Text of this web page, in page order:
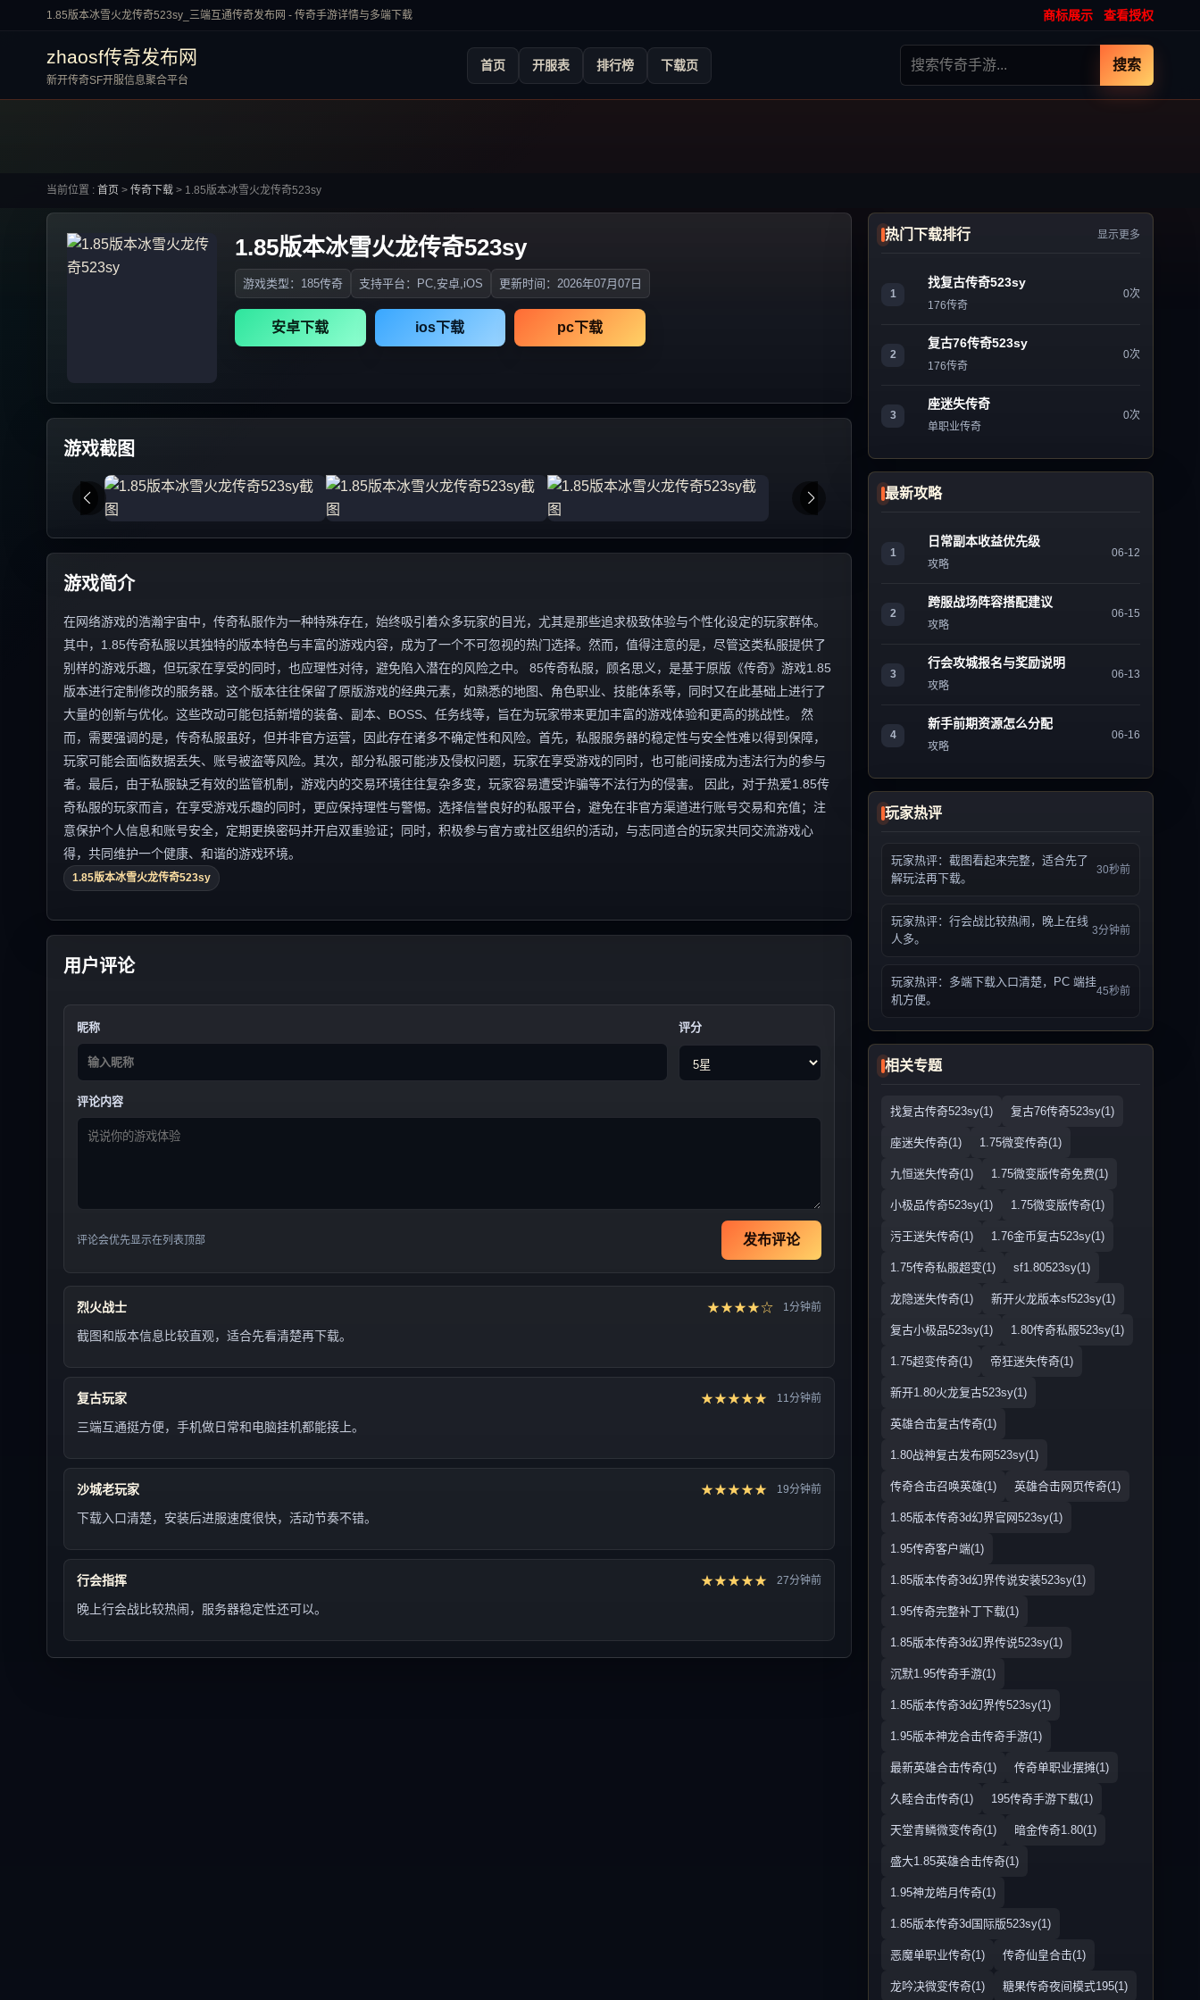
1.85版本冰雪火龙传奇523sy_三端互通传奇发布网 - 传奇手游详情与多端下载 商标展示 查看授权
zhaosf传奇发布网
新开传奇SF开服信息聚合平台
首页 开服表 排行榜 下载页 搜索
当前位置 : 首页 > 传奇下载 > 1.85版本冰雪火龙传奇523sy
1.85版本冰雪火龙传奇523sy
游戏类型：185传奇 支持平台：PC,安卓,iOS 更新时间：2026年07月07日
安卓下载 ios下载 pc下载
游戏截图
游戏简介
在网络游戏的浩瀚宇宙中，传奇私服作为一种特殊存在，始终吸引着众多玩家的目光，尤其是那些追求极致体验与个性化设定的玩家群体。
其中，1.85传奇私服以其独特的版本特色与丰富的游戏内容，成为了一个不可忽视的热门选择。然而，值得注意的是，尽管这类私服提供了
别样的游戏乐趣，但玩家在享受的同时，也应理性对待，避免陷入潜在的风险之中。 85传奇私服，顾名思义，是基于原版《传奇》游戏1.85
版本进行定制修改的服务器。这个版本往往保留了原版游戏的经典元素，如熟悉的地图、角色职业、技能体系等，同时又在此基础上进行了
大量的创新与优化。这些改动可能包括新增的装备、副本、BOSS、任务线等，旨在为玩家带来更加丰富的游戏体验和更高的挑战性。 然
而，需要强调的是，传奇私服虽好，但并非官方运营，因此存在诸多不确定性和风险。首先，私服服务器的稳定性与安全性难以得到保障，
玩家可能会面临数据丢失、账号被盗等风险。其次，部分私服可能涉及侵权问题，玩家在享受游戏的同时，也可能间接成为违法行为的参与
者。最后，由于私服缺乏有效的监管机制，游戏内的交易环境往往复杂多变，玩家容易遭受诈骗等不法行为的侵害。 因此，对于热爱1.85传
奇私服的玩家而言，在享受游戏乐趣的同时，更应保持理性与警惕。选择信誉良好的私服平台，避免在非官方渠道进行账号交易和充值；注
意保护个人信息和账号安全，定期更换密码并开启双重验证；同时，积极参与官方或社区组织的活动，与志同道合的玩家共同交流游戏心
得，共同维护一个健康、和谐的游戏环境。
1.85版本冰雪火龙传奇523sy
用户评论
昵称 评分
评论内容
评论会优先显示在列表顶部 发布评论
烈火战士 ★★★★☆ 1分钟前
截图和版本信息比较直观，适合先看清楚再下载。
复古玩家 ★★★★★ 11分钟前
三端互通挺方便，手机做日常和电脑挂机都能接上。
沙城老玩家 ★★★★★ 19分钟前
下载入口清楚，安装后进服速度很快，活动节奏不错。
行会指挥 ★★★★★ 27分钟前
晚上行会战比较热闹，服务器稳定性还可以。
热门下载排行 显示更多
1
找复古传奇523sy
176传奇
0次
2
复古76传奇523sy
176传奇
0次
3
座迷失传奇
单职业传奇
0次
最新攻略
1
日常副本收益优先级
攻略
06-12
2
跨服战场阵容搭配建议
攻略
06-15
3
行会攻城报名与奖励说明
攻略
06-13
4
新手前期资源怎么分配
攻略
06-16
玩家热评
玩家热评：截图看起来完整，适合先了
解玩法再下载。
30秒前
玩家热评：行会战比较热闹，晚上在线
人多。
3分钟前
玩家热评：多端下载入口清楚，PC 端挂
机方便。
45秒前
相关专题
找复古传奇523sy(1) 复古76传奇523sy(1)
座迷失传奇(1) 1.75微变传奇(1)
九恒迷失传奇(1) 1.75微变版传奇免费(1)
小极品传奇523sy(1) 1.75微变版传奇(1)
污王迷失传奇(1) 1.76金币复古523sy(1)
1.75传奇私服超变(1) sf1.80523sy(1)
龙隐迷失传奇(1) 新开火龙版本sf523sy(1)
复古小极品523sy(1) 1.80传奇私服523sy(1)
1.75超变传奇(1) 帝狂迷失传奇(1)
新开1.80火龙复古523sy(1)
英雄合击复古传奇(1)
1.80战神复古发布网523sy(1)
传奇合击召唤英雄(1) 英雄合击网页传奇(1)
1.85版本传奇3d幻界官网523sy(1)
1.95传奇客户端(1)
1.85版本传奇3d幻界传说安装523sy(1)
1.95传奇完整补丁下载(1)
1.85版本传奇3d幻界传说523sy(1)
沉默1.95传奇手游(1)
1.85版本传奇3d幻界传523sy(1)
1.95版本神龙合击传奇手游(1)
最新英雄合击传奇(1) 传奇单职业摆摊(1)
久睦合击传奇(1) 195传奇手游下载(1)
天堂青鳞微变传奇(1) 暗金传奇1.80(1)
盛大1.85英雄合击传奇(1)
1.95神龙皓月传奇(1)
1.85版本传奇3d国际版523sy(1)
恶魔单职业传奇(1) 传奇仙皇合击(1)
龙吟决微变传奇(1) 糖果传奇夜间模式195(1)